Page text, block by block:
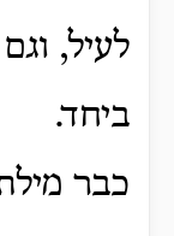
לעיל,
ביחד.
כבר